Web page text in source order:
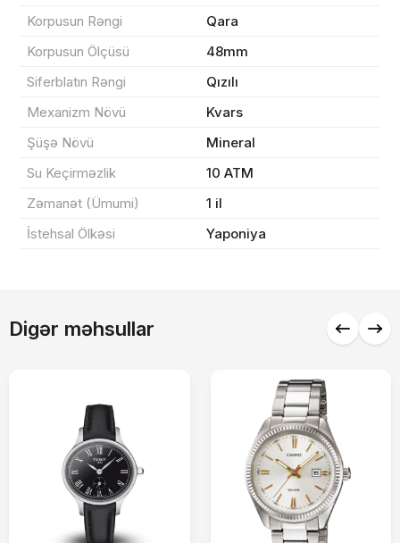
Korpusun Rəngi
Qara
Korpusun Ölçüsü
48mm
Siferblatın Rəngi
Qızılı
Mexanizm Növü
Kvars
Şüşə Növü
Mineral
Su Keçirməzlik
10 ATM
Zəmanət (Ümumi)
1 il
İstehsal Ölkəsi
Yaponiya
Digər məhsullar
Çatdırılma
Yekun məbləğ
Sifarişi rəsmiləşdir
OK